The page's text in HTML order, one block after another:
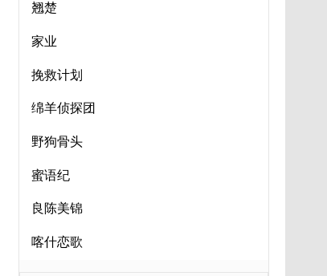
翘楚
家业
挽救计划
绵羊侦探团
野狗骨头
蜜语纪
良陈美锦
喀什恋歌